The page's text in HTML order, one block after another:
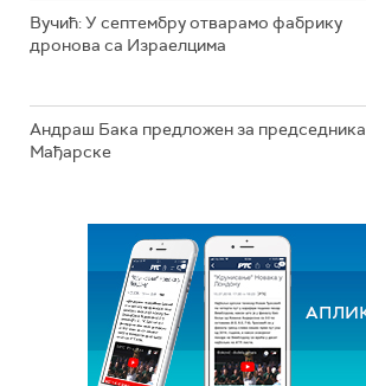
Вучић: У септембру отварамо фабрику
дронова са Израелцима
Андраш Бакa предложен за председника
Мађарске